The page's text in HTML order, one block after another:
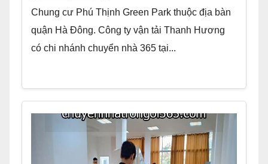
Chung cư Phú Thịnh Green Park thuộc địa bàn
quận Hà Đông. Công ty vận tải Thanh Hương
có chi nhánh chuyển nhà 365 tại...